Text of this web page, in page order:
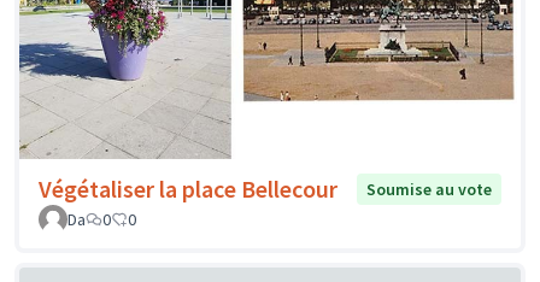
Végétaliser la place Bellecour
Soumise au vote
Da
0 0